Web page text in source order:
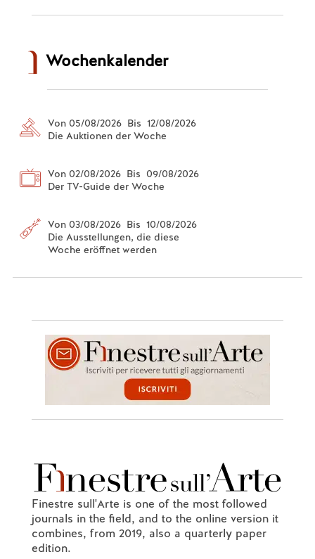
Wochenkalender
Von 05/08/2026 Bis 12/08/2026
Die Auktionen der Woche
Von 02/08/2026 Bis 09/08/2026
Der TV-Guide der Woche
Von 03/08/2026 Bis 10/08/2026
Die Ausstellungen, die diese
Woche eröffnet werden
Finestre sull'Arte is one of the most followed
journals in the field, and to the online version it
combines, from 2019, also a quarterly paper
edition.